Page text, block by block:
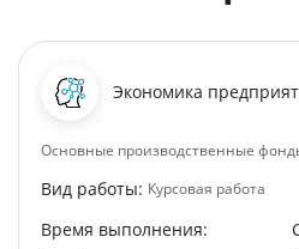
Экономика
Основные производственные
Вид работы: Курсовая работа
Время выполнения: